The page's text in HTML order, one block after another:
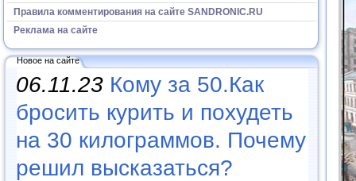
Правила комментирования на сайте SANDRONIC.RU
Реклама на сайте
Новое на сайте
06.11.23 Кому за 50.Как
бросить курить и похудеть
на 30 килограммов. Почему
решил высказаться?